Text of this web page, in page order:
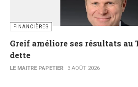
FINANCIÈRES
Greif améliore ses résultats au
dette
LE MAITRE PAPETIER 3 AOÛT 2026